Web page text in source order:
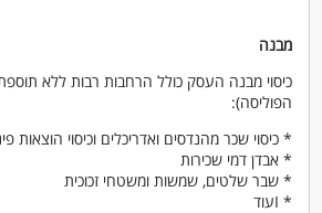
מבנה
כיסוי מבנה העסק כולל הרחבות רבות ללא
הפוליסה):
* כיסוי שכר מהנדסים ואדריכלים וכיסוי הוצאות
* אבדן דמי שכירות
* שבר שלטים, שמשות ומשטחי זכוכית
* Iעוד